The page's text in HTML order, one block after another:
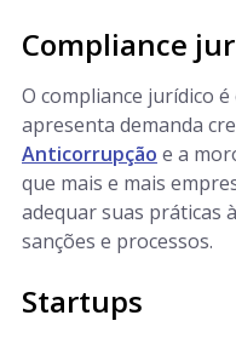
Compliance
O compliance jurídico
apresenta demanda
Anticorrupção e a
que mais e mais
adequar suas práticas
sanções e processos.
Startups